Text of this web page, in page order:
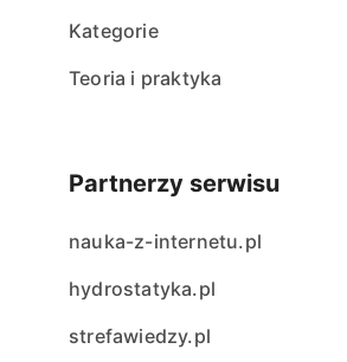
Kategorie
Teoria i praktyka
Partnerzy serwisu
nauka-z-internetu.pl
hydrostatyka.pl
strefawiedzy.pl